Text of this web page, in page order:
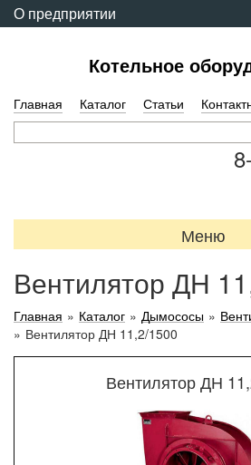
О предприятии
Котельное
Главная Каталог Статьи
Меню
Вентилятор ДН
Главная » Каталог » Дымососы »
» Вентилятор ДН 11,2/1500
Вентилятор ДН